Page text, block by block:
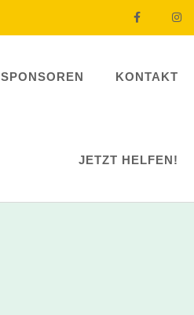
SPONSOREN KONTAKT
JETZT HELFEN!